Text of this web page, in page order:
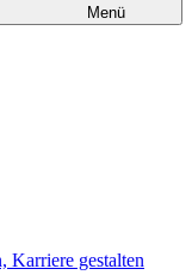
Menü
Karriere gestalten